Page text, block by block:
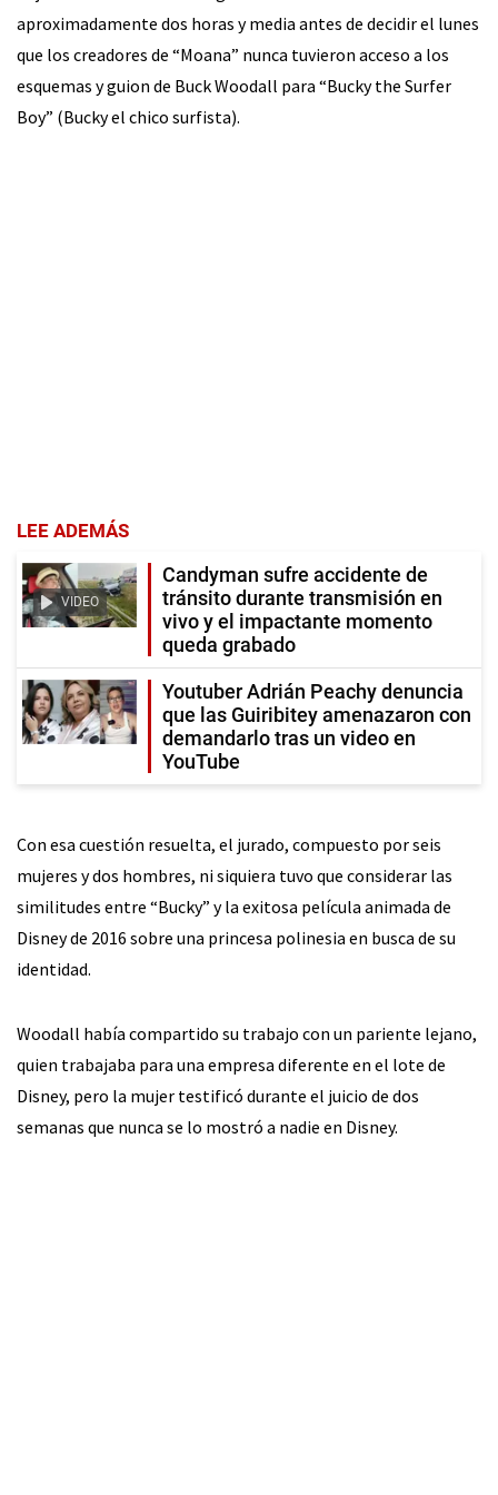
aproximadamente dos horas y media antes de decidir el lunes
que los creadores de “Moana” nunca tuvieron acceso a los
esquemas y guion de Buck Woodall para “Bucky the Surfer
Boy” (Bucky el chico surfista).
LEE ADEMÁS
VIDEO
Candyman sufre accidente de
tránsito durante transmisión en
vivo y el impactante momento
queda grabado
Youtuber Adrián Peachy denuncia
que las Guiribitey amenazaron con
demandarlo tras un video en
YouTube
Con esa cuestión resuelta, el jurado, compuesto por seis
mujeres y dos hombres, ni siquiera tuvo que considerar las
similitudes entre “Bucky” y la exitosa película animada de
Disney de 2016 sobre una princesa polinesia en busca de su
identidad.
Woodall había compartido su trabajo con un pariente lejano,
quien trabajaba para una empresa diferente en el lote de
Disney, pero la mujer testificó durante el juicio de dos
semanas que nunca se lo mostró a nadie en Disney.